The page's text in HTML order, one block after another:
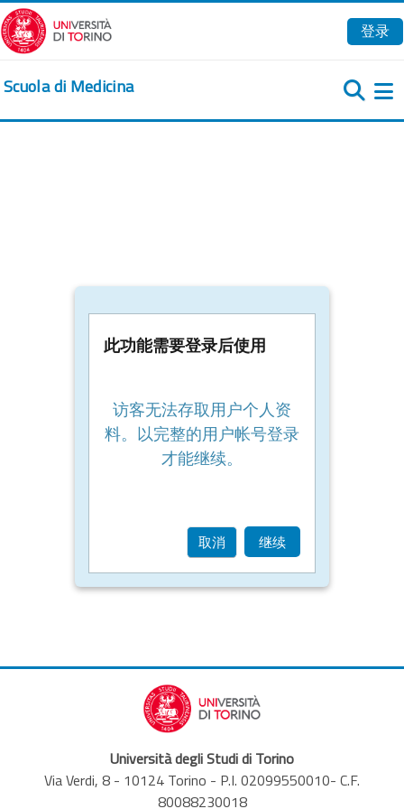
跳到主要内容
登录
Scuola di Medicina
此功能需要登录后使用
访客无法存取用户个人资
料。以完整的用户帐号登录
才能继续。
取消 继续
Università degli Studi di Torino
Via Verdi, 8 - 10124 Torino - P.I. 02099550010- C.F.
80088230018